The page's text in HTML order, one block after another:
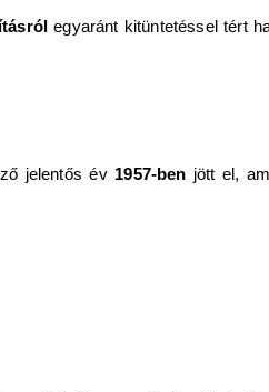
egyaránt kitüntetéssel tért
jelentős év 1957-ben jött el,